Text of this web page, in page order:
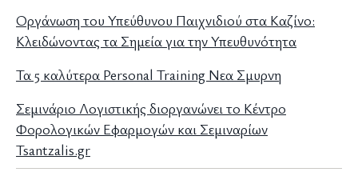
Οργάνωση του Υπεύθυνου Παιχνιδιού στα Καζίνο:
Κλειδώνοντας τα Σημεία για την Υπευθυνότητα
Τα 5 καλύτερα Personal Training Νεα Σμυρνη
Σεμινάριο Λογιστικής διοργανώνει το Κέντρο
Φορολογικών Εφαρμογών και Σεμιναρίων
Tsantzalis.gr